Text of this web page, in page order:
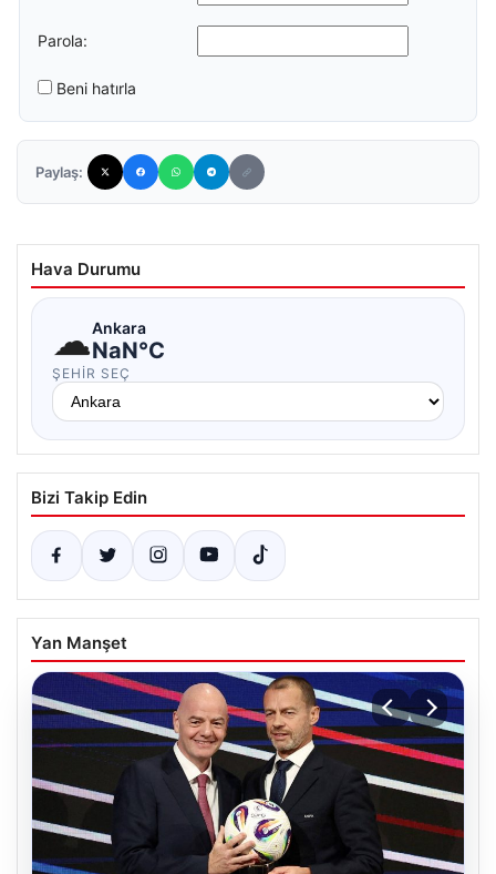
Parola:
Beni hatırla
Paylaş:
Hava Durumu
☁Ankara
NaN°C
ŞEHIR SEÇ
Bizi Takip Edin
Yan Manşet